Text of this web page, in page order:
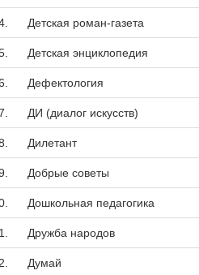
Детская роман-газета
Детская энциклопедия
Дефектология
ДИ (диалог искусств)
Дилетант
Добрые советы
Дошкольная педагогика
Дружба народов
Думай